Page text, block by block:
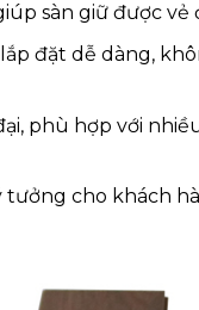
sàn giữ được
đặt dễ dàng,
phù hợp với
tưởng cho khách